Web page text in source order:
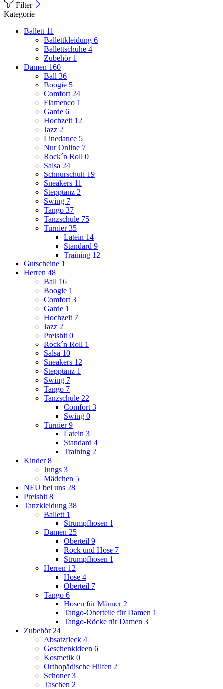
Filter
Kategorie
Ballett 11
Ballettkleidung 6
Ballettschuhe 4
Zubehör 1
Damen 160
Ball 36
Boogie 5
Comfort 24
Flamenco 1
Garde 6
Hochzeit 12
Jazz 2
Linedance 5
Nur Online 7
Rock´n Roll 0
Salsa 24
Schnürschuh 19
Sneakers 11
Stepptanz 2
Swing 7
Tango 37
Tanzschule 75
Turnier35
Latein 14
Standard 9
Training 12
Gutscheine 1
Herren 48
Ball 16
Boogie 1
Comfort 3
Garde 1
Hochzeit 7
Jazz 2
Preishit 0
Rock´n Roll 1
Salsa 10
Sneakers 12
Stepptanz 1
Swing 7
Tango 7
Tanzschule 22
Comfort 3
Swing 0
Turnier9
Latein 3
Standard 4
Training 2
Kinder8
Jungs 3
Mädchen 5
NEU bei uns 28
Preishit 8
Tanzkleidung 38
Ballett 1
Strumpfhosen 1
Damen 25
Oberteil 9
Rock und Hose 7
Strumpfhosen 1
Herren 12
Hose 4
Oberteil 7
Tango 6
Hosen für Männer 2
Tango-Oberteile für Damen 1
Tango-Röcke für Damen 3
Zubehör 24
Absatzfleck 4
Geschenkideen 6
Kosmetik 0
Orthopädische Hilfen 2
Schoner3
Taschen 2